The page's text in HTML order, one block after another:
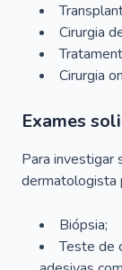
Cirurgia
Cirurgia
Exames
Para investigar
dermatologista
Biópsia;
Teste de